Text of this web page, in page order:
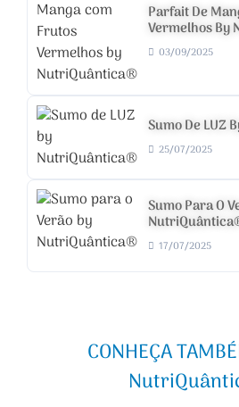
Parfait De
Vermelhos
03/09/2025
Sumo De LUZ
25/07/2025
Sumo Para O
17/07/2025
CONHEÇA